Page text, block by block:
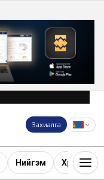
Захиалга
Нийгэм Хөрөнгө